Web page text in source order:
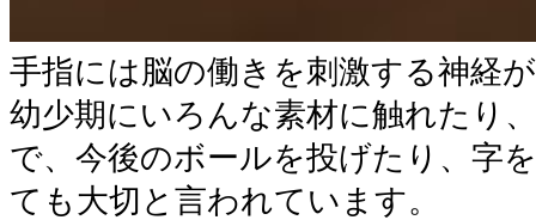
手指には脳の働きを刺激する神経
幼少期にいろんな素材に触れたり
で、今後のボールを投げたり、字
ても大切と言われています。